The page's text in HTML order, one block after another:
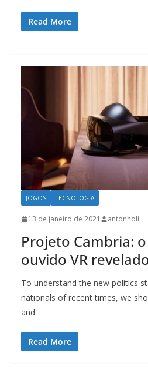
Read More
JOGOS TECNOLOGIA
13 de janeiro de 2021 antonholi
Projeto Cambria:
ouvido VR
To understand the new politics
nationals of recent times, we
and
Read More